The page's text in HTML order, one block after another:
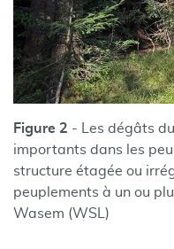
Figure 2 - Les dégâts
importants dans les
structure étagée ou
peuplements à un ou
Wasem (WSL)